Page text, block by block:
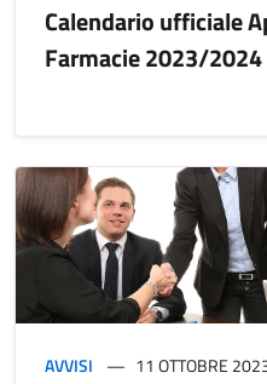
Calendario ufficiale
Farmacie 2023/2024
AVVISI 11 OTTOBRE